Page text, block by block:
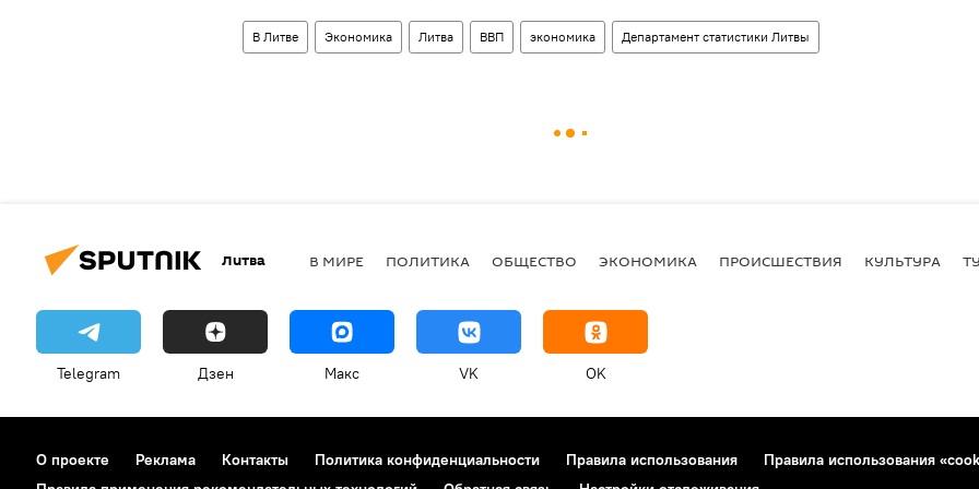
В Литве Экономика Литва ВВП экономика Департамент статистики Литвы
Литва В МИРЕ ПОЛИТИКА ОБЩЕСТВО ЭКОНОМИКА ПРОИСШЕСТВИЯ КУЛЬТУРА
Telegram Дзен Макс VK OK
О проекте Реклама Контакты Политика конфиденциальности Правила использования
Правила использования